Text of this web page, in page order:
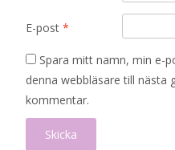
E-post *
Spara mitt namn, min e-
denna webbläsare till nästa
kommentar.